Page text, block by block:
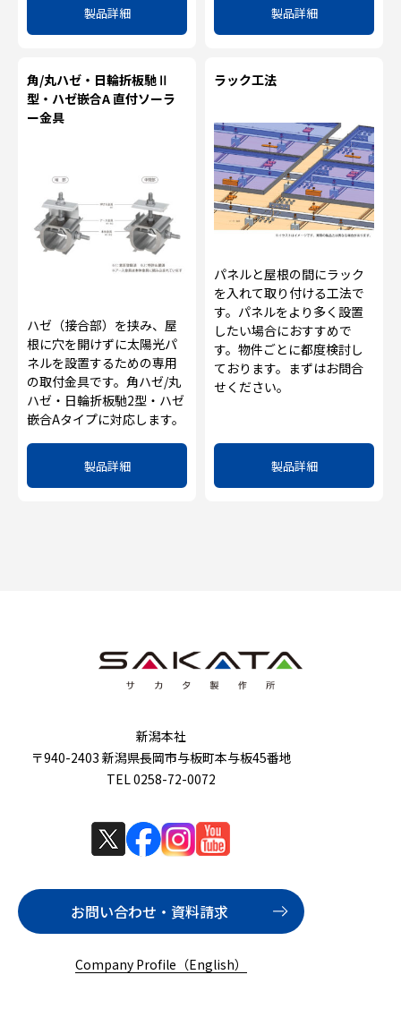
製品詳細 製品詳細
角/丸ハゼ・日輪折板馳Ⅱ
型・ハゼ嵌合A 直付ソーラ
ー金具
ハゼ（接合部）を挟み、屋
根に穴を開けずに太陽光パ
ネルを設置するための専用
の取付金具です。角ハゼ/丸
ハゼ・日輪折板馳2型・ハゼ
嵌合Aタイプに対応します。
製品詳細
ラック工法
パネルと屋根の間にラック
を入れて取り付ける工法で
す。パネルをより多く設置
したい場合におすすめで
す。物件ごとに都度検討し
ております。まずはお問合
せください。
製品詳細
新潟本社
〒940-2403 新潟県長岡市与板町本与板45番地
TEL 0258-72-0072
お問い合わせ・資料請求
Company Profile（English）